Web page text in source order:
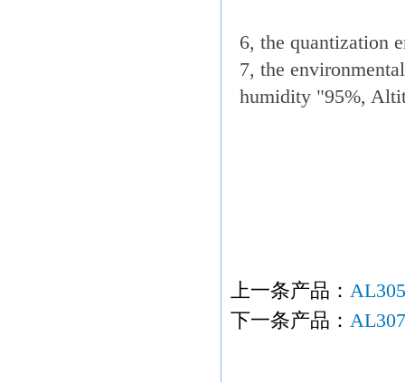
6, the quantization
7, the
humidity "95%,
上一条产品：
下一条产品：